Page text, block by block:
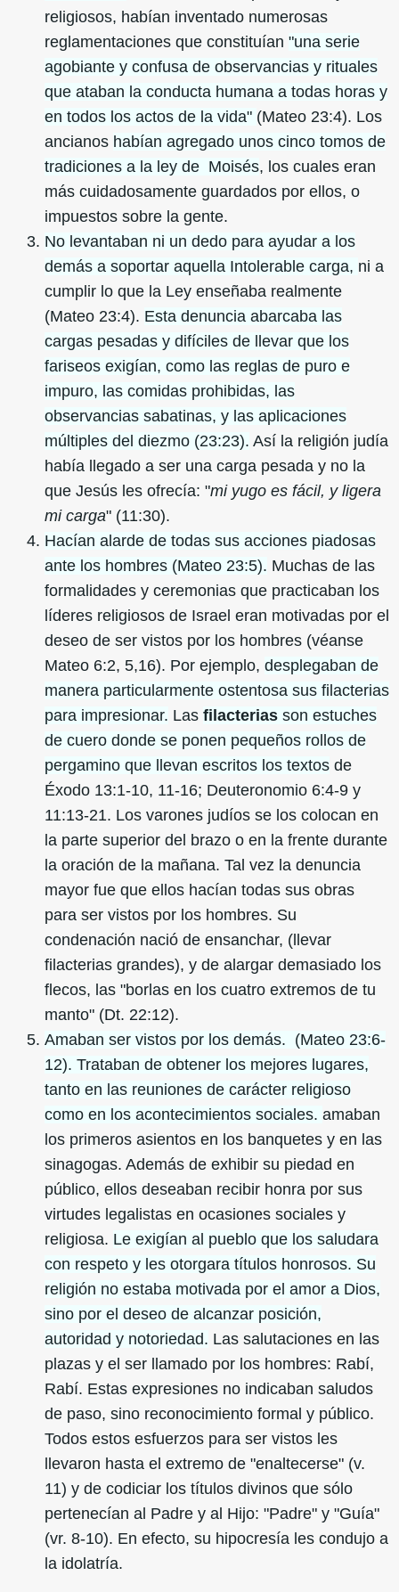
religiosos, habían inventado numerosas
reglamentaciones que constituían "una serie
agobiante y confusa de observancias y rituales
que ataban la conducta humana a todas horas y
en todos los actos de la vida" (Mateo 23:4). Los
ancianos habían agregado unos cinco tomos de
tradiciones a la ley de Moisés, los cuales eran
más cuidadosamente guardados por ellos, o
impuestos sobre la gente.
No levantaban ni un dedo para ayudar a los
demás a soportar aquella Intolerable carga, ni a
cumplir lo que la Ley enseñaba realmente
(Mateo 23:4). Esta denuncia abarcaba las
cargas pesadas y difíciles de llevar que los
fariseos exigían, como las reglas de puro e
impuro, las comidas prohibidas, las
observancias sabatinas, y las aplicaciones
múltiples del diezmo (23:23). Así la religión judía
había llegado a ser una carga pesada y no la
que Jesús les ofrecía: "mi yugo es fácil, y ligera
mi carga" (11:30).
Hacían alarde de todas sus acciones piadosas
ante los hombres (Mateo 23:5). Muchas de las
formalidades y ceremonias que practicaban los
líderes religiosos de Israel eran motivadas por el
deseo de ser vistos por los hombres (véanse
Mateo 6:2, 5,16). Por ejemplo, desplegaban de
manera particularmente ostentosa sus filacterias
para impresionar. Las filacterias son estuches
de cuero donde se ponen pequeños rollos de
pergamino que llevan escritos los textos de
Éxodo 13:1-10, 11-16; Deuteronomio 6:4-9 y
11:13-21. Los varones judíos se los colocan en
la parte superior del brazo o en la frente durante
la oración de la mañana. Tal vez la denuncia
mayor fue que ellos hacían todas sus obras
para ser vistos por los hombres. Su
condenación nació de ensanchar, (llevar
filacterias grandes), y de alargar demasiado los
flecos, las "borlas en los cuatro extremos de tu
manto" (Dt. 22:12).
Amaban ser vistos por los demás. (Mateo 23:6-
12). Trataban de obtener los mejores lugares,
tanto en las reuniones de carácter religioso
como en los acontecimientos sociales. amaban
los primeros asientos en los banquetes y en las
sinagogas. Además de exhibir su piedad en
público, ellos deseaban recibir honra por sus
virtudes legalistas en ocasiones sociales y
religiosa. Le exigían al pueblo que los saludara
con respeto y les otorgara títulos honrosos. Su
religión no estaba motivada por el amor a Dios,
sino por el deseo de alcanzar posición,
autoridad y notoriedad. Las salutaciones en las
plazas y el ser llamado por los hombres: Rabí,
Rabí. Estas expresiones no indicaban saludos
de paso, sino reconocimiento formal y público.
Todos estos esfuerzos para ser vistos les
llevaron hasta el extremo de "enaltecerse" (v.
11) y de codiciar los títulos divinos que sólo
pertenecían al Padre y al Hijo: "Padre" y "Guía"
(vr. 8-10). En efecto, su hipocresía les condujo a
la idolatría.